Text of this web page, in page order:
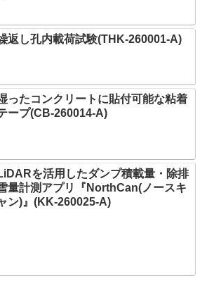
返し孔内載荷試験(THK-260001-A)
ったコンクリートに貼付可能な粘着
ープ(CB-260014-A)
を活用したダンプ積載量・除排
量計測アプリ『NorthCan(ノースキ
ン)』(KK-260025-A)